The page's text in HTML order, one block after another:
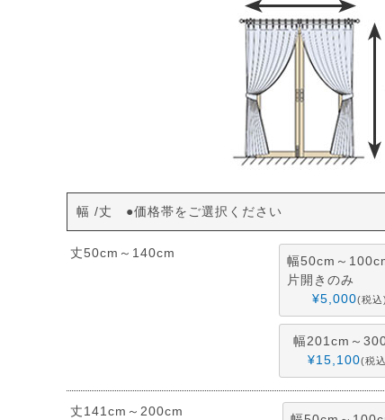
幅 丈 ●価格帯をご選択ください
丈50cm～140cm
幅50cm～
片開きのみ
¥5,000 税込
幅201cm～
¥15,100 税
丈141cm～200cm